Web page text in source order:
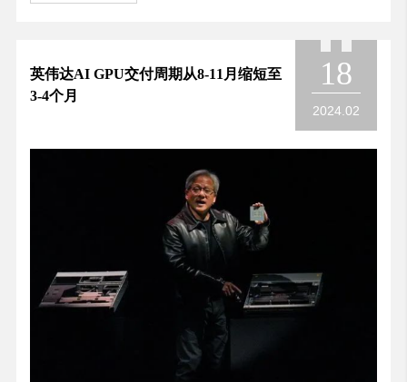
英伟达AI GPU交付周期从8-11月缩短至
3-4个月
18
2024.02